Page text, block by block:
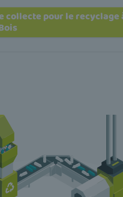
collecte pour le recyclage